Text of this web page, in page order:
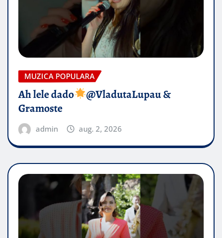
MUZICA POPULARA
Ah lele dado​
@VladutaLupau &
Gramoste
admin aug. 2, 2026